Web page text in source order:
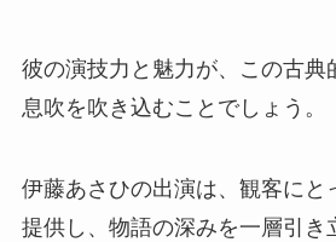
彼の演技力と魅力が、この古典
息吹を吹き込むことでしょう。
伊藤あさひの出演は、観客にと
提供し、物語の深みを一層引き